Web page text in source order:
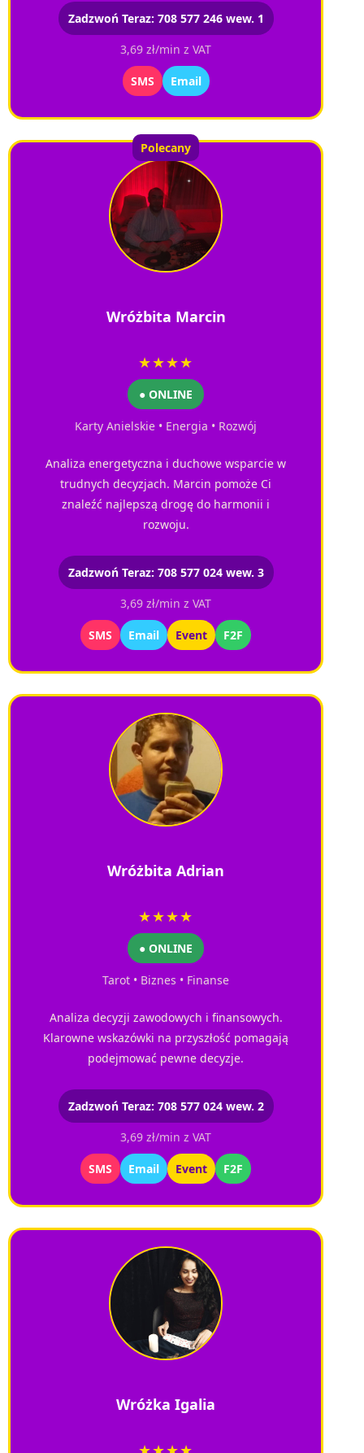
Zadzwoń Teraz: 708 577 246 wew. 1
3,69 zł/min z VAT
SMS Email
Polecany
Wróżbita Marcin
★★★★
● ONLINE
Karty Anielskie • Energia • Rozwój
Analiza energetyczna i duchowe wsparcie w
trudnych decyzjach. Marcin pomoże Ci
znaleźć najlepszą drogę do harmonii i
rozwoju.
Zadzwoń Teraz: 708 577 024 wew. 3
3,69 zł/min z VAT
SMS Email Event F2F
Wróżbita Adrian
★★★★
● ONLINE
Tarot • Biznes • Finanse
Analiza decyzji zawodowych i finansowych.
Klarowne wskazówki na przyszłość pomagają
podejmować pewne decyzje.
Zadzwoń Teraz: 708 577 024 wew. 2
3,69 zł/min z VAT
SMS Email Event F2F
Wróżka Igalia